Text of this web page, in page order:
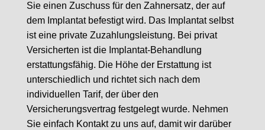
Sie einen Zuschuss für den Zahnersatz, der auf
dem Implantat befestigt wird. Das Implantat selbst
ist eine private Zuzahlungsleistung. Bei privat
Versicherten ist die Implantat-Behandlung
erstattungsfähig. Die Höhe der Erstattung ist
unterschiedlich und richtet sich nach dem
individuellen Tarif, der über den
Versicherungsvertrag festgelegt wurde. Nehmen
Sie einfach Kontakt zu uns auf, damit wir darüber